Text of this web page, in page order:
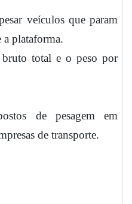
veículos que param
a plataforma.
total e o peso por
de pesagem em
de transporte.